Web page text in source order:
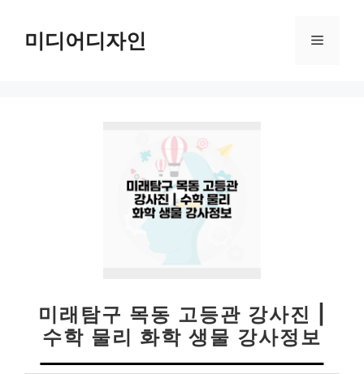
미디어디자인 메
미래탐구 목동 고등관 강사진 |
수학 물리 화학 생물 강사정보